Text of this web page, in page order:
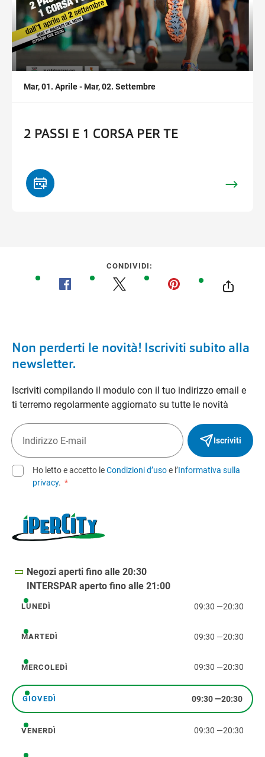
Mar, 01. Aprile - Mar, 02. Settembre
2 PASSI E 1 CORSA PER TE
CONDIVIDI:
Non perderti le novità! Iscriviti subito alla
newsletter.
Iscriviti compilando il modulo con il tuo indirizzo email e
ti terremo regolarmente aggiornato su tutte le novità
Iscriviti
Ho letto e accetto leCondizioni d’usoe l’Informativa sulla
privacy. *
Negozi aperti fino alle 20:30
INTERSPAR aperto fino alle 21:00
lunedì
LUNEDÌ 09:30 —20:30
martedì
MARTEDÌ 09:30 —20:30
mercoledì
MERCOLEDÌ 09:30 —20:30
giovedì
GIOVEDÌ 09:30—20:30
venerdì
VENERDÌ 09:30 —20:30